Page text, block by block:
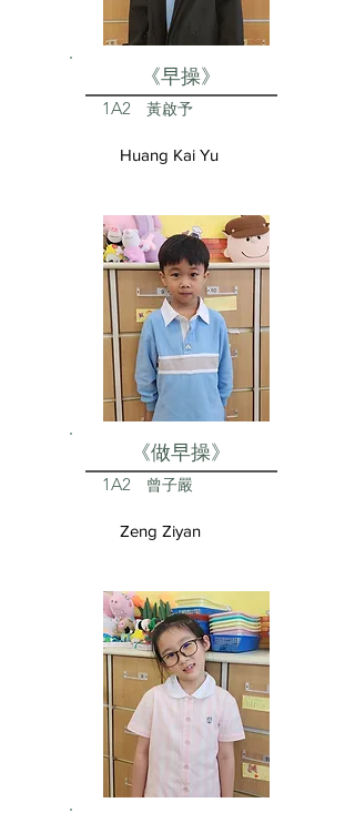
《早操》
1A2 黃啟予
Huang Kai Yu
《做早操》
1A2 曾子嚴
Zeng Ziyan